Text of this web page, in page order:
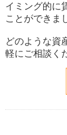
イミング的に
ことができま
どのような資
軽にご相談く